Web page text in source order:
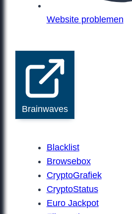
Website problemen
Brainwaves
Blacklist
Browsebox
CryptoGrafiek
CryptoStatus
Euro Jackpot